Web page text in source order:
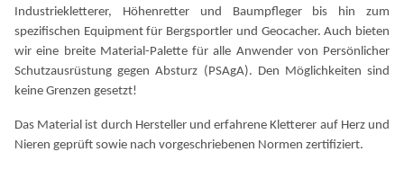
Industriekletterer, Höhenretter und Baumpfleger bis hin zum
spezifischen Equipment für Bergsportler und Geocacher. Auch bieten
wir eine breite Material-Palette für alle Anwender von Persönlicher
Schutzausrüstung gegen Absturz (PSAgA). Den Möglichkeiten sind
keine Grenzen gesetzt!
Das Material ist durch Hersteller und erfahrene Kletterer auf Herz und
Nieren geprüft sowie nach vorgeschriebenen Normen zertifiziert.